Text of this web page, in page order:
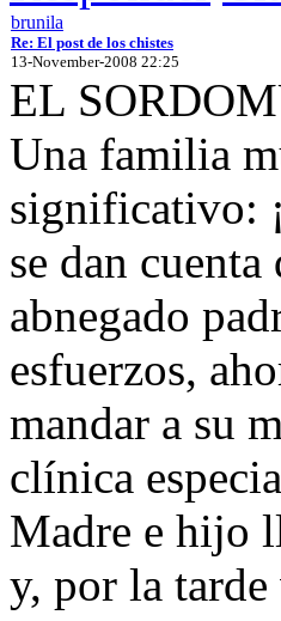
brunila
Re: El post de los chistes
13-November-2008 22:25
EL
Una familia
significativo:
se dan
abnegado
esfuerzos,
mandar a su
clínica
Madre e hijo
y, por la tarde